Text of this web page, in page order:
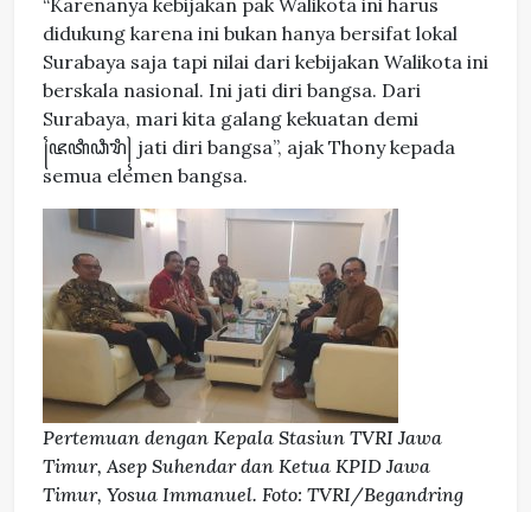
“Karenanya kebijakan pak Walikota ini harus
didukung karena ini bukan hanya bersifat lokal
Surabaya saja tapi nilai dari kebijakan Walikota ini
berskala nasional. Ini jati diri bangsa. Dari
Surabaya, mari kita galang kekuatan demi
꧌ꦗꦠꦶꦣꦶꦫꦶ꧍ jati diri bangsa”, ajak Thony kepada
semua elemen bangsa.
Pertemuan dengan Kepala Stasiun TVRI Jawa
Timur, Asep Suhendar dan Ketua KPID Jawa
Timur, Yosua Immanuel. Foto: TVRI/Begandring